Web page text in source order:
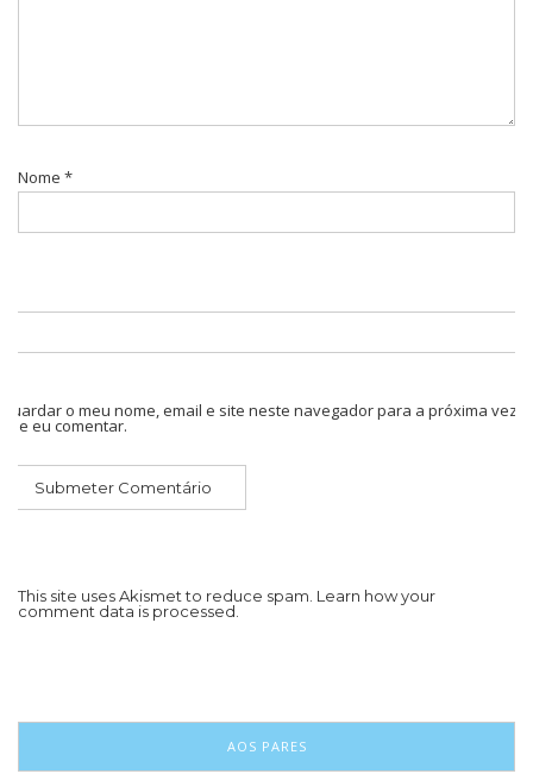
Nome *
Guardar o meu nome, email e site neste navegador para a próxima vez
que eu comentar.
This site uses Akismet to reduce spam. Learn how your
comment data is processed.
AOS PARES